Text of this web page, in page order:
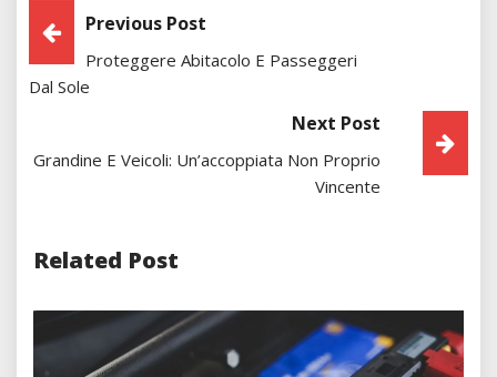
Post
Navigation
Previous Post
Proteggere Abitacolo E Passeggeri
Dal Sole
Next Post
Grandine E Veicoli: Un’accoppiata Non Proprio
Vincente
Related Post